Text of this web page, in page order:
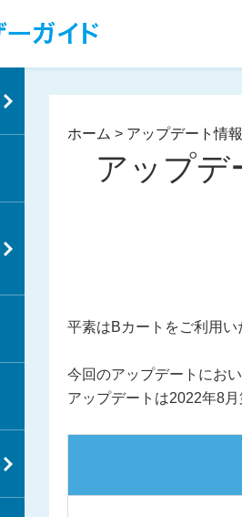
ホーム > アップデート情報
アップデ
平素はBカートをご利用い
今回のアップデートにお
アップデートは2022年8